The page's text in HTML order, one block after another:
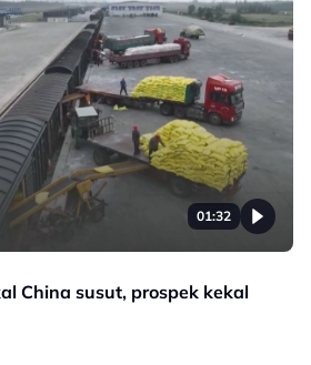
01:32
China susut, prospek kekal